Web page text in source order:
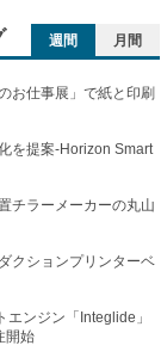
週間 月間
お仕事展」で紙と印刷
を提案-Horizon Smart
チラーメーカーの丸山
クションプリンターベ
ンジン「Integlide」
開始